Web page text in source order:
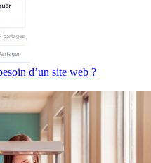
d’un site web ?